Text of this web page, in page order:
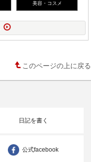
美容・コスメ
このページの上に戻る
日記を書く
公式facebook